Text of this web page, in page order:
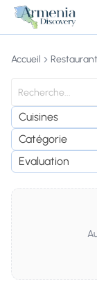
Accueil
Cuisines
Catégorie
Evaluation